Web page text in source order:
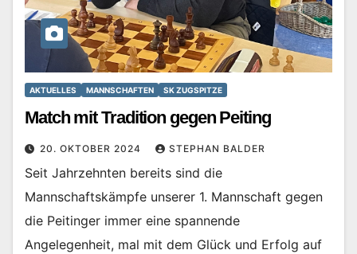
AKTUELLES MANNSCHAFTEN SK ZUGSPITZE
Match mit Tradition gegen Peiting
20. OKTOBER 2024 STEPHAN BALDER
Seit Jahrzehnten bereits sind die
Mannschaftskämpfe unserer 1. Mannschaft gegen
die Peitinger immer eine spannende
Angelegenheit, mal mit dem Glück und Erfolg auf